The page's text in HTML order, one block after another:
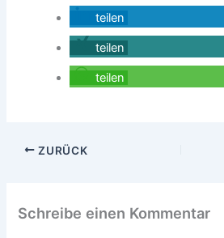
teilen
teilen
teilen
ZURÜCK
Schreibe einen Kommentar